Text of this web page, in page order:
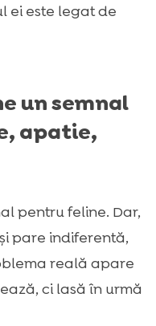
ei este legat de
un semnal
apatie,
pentru feline. Dar,
pare indiferentă,
reală apare
ci lasă în urmă